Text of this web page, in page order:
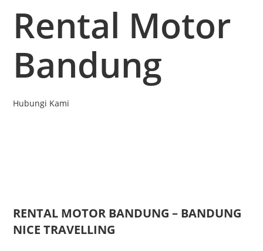
Rental Motor
Bandung
Hubungi Kami
RENTAL MOTOR BANDUNG – BANDUNG
NICE TRAVELLING